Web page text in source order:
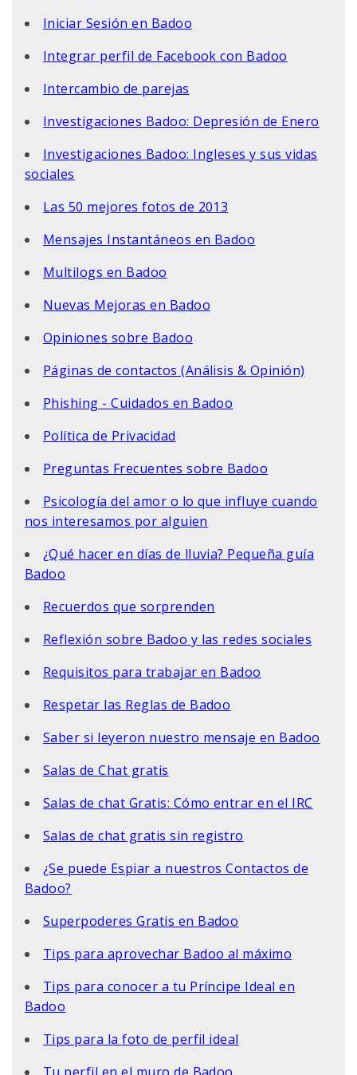
Iniciar Sesión en Badoo
Integrar perfil de Facebook con Badoo
Intercambio de parejas
Investigaciones Badoo: Depresión de Enero
Investigaciones Badoo: Ingleses y sus vidas
sociales
Las 50 mejores fotos de 2013
Mensajes Instantáneos en Badoo
Multilogs en Badoo
Nuevas Mejoras en Badoo
Opiniones sobre Badoo
Páginas de contactos (Análisis & Opinión)
Phishing - Cuidados en Badoo
Política de Privacidad
Preguntas Frecuentes sobre Badoo
Psicología del amor o lo que influye cuando
nos interesamos por alguien
¿Qué hacer en días de lluvia? Pequeña guía
Badoo
Recuerdos que sorprenden
Reflexión sobre Badoo y las redes sociales
Requisitos para trabajar en Badoo
Respetar las Reglas de Badoo
Saber si leyeron nuestro mensaje en Badoo
Salas de Chat gratis
Salas de chat Gratis: Cómo entrar en el IRC
Salas de chat gratis sin registro
¿Se puede Espiar a nuestros Contactos de
Badoo?
Superpoderes Gratis en Badoo
Tips para aprovechar Badoo al máximo
Tips para conocer a tu Príncipe Ideal en
Badoo
Tips para la foto de perfil ideal